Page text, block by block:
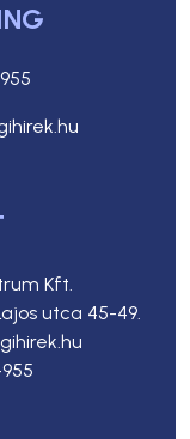
Kft.
utca 45-49.